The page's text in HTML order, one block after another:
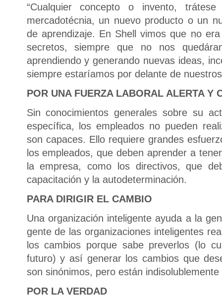
“Cualquier concepto o invento,
mercadotécnia, un nuevo producto o un
de aprendizaje. En Shell vimos que no
secretos, siempre que no nos
aprendiendo y generando nuevas ideas,
siempre estaríamos por delante de
POR UNA FUERZA LABORAL ALERTA Y
Sin conocimientos generales sobre su
específica, los empleados no pueden
son capaces. Ello requiere grandes
los empleados, que deben aprender a
la empresa, como los directivos, que
capacitación y la autodeterminación.
PARA DIRIGIR EL CAMBIO
Una organización inteligente ayuda a la
gente de las organizaciones inteligentes
los cambios porque sabe preverlos (lo
futuro) y así generar los cambios que
son sinónimos, pero están indisolublemente
POR LA VERDAD